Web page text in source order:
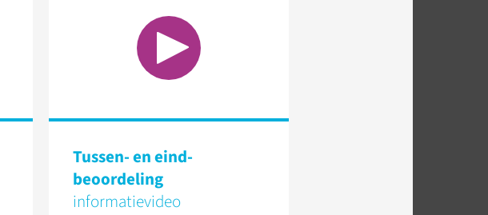
Tussen- en eind­
beoordeling
informatievideo